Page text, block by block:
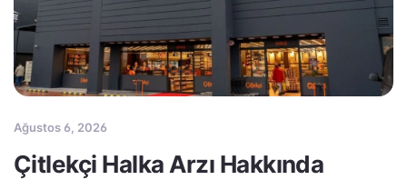
Ağustos 6, 2026
Çitlekçi Halka Arzı Hakkında